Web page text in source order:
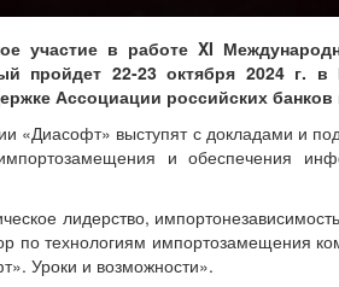
участие в работе XI
пройдет 22-23 октября 2024 г.
Ассоциации российских
«Диасофт» выступят с докладами и
и обеспечения
лидерство,
по технологиям импортозамещения
Уроки и возможности».